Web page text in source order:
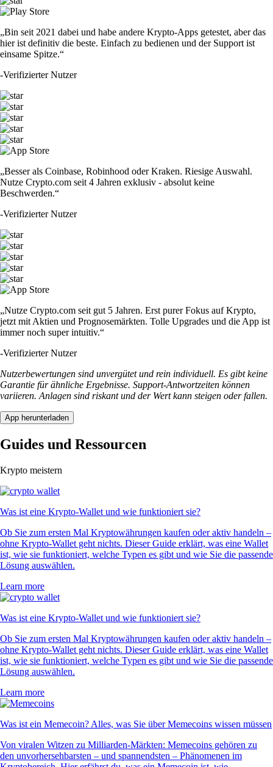
„Bin seit 2021 dabei und habe andere Krypto-Apps getestet, aber das
hier ist definitiv die beste. Einfach zu bedienen und der Support ist
einsame Spitze.“
-Verifizierter Nutzer
„Besser als Coinbase, Robinhood oder Kraken. Riesige Auswahl.
Nutze Crypto.com seit 4 Jahren exklusiv - absolut keine
Beschwerden.“
-Verifizierter Nutzer
„Nutze Crypto.com seit gut 5 Jahren. Erst purer Fokus auf Krypto,
jetzt mit Aktien und Prognosemärkten. Tolle Upgrades und die App ist
immer noch super intuitiv.“
-Verifizierter Nutzer
Nutzerbewertungen sind unvergütet und rein individuell. Es gibt keine
Garantie für ähnliche Ergebnisse. Support-Antwortzeiten können
variieren. Anlagen sind riskant und der Wert kann steigen oder fallen.
App herunterladen
Guides und Ressourcen
Krypto meistern
Was ist eine Krypto-Wallet und wie funktioniert sie?
Ob Sie zum ersten Mal Kryptowährungen kaufen oder aktiv handeln –
ohne Krypto-Wallet geht nichts. Dieser Guide erklärt, was eine Wallet
ist, wie sie funktioniert, welche Typen es gibt und wie Sie die passende
Lösung auswählen.
Learn more
Was ist eine Krypto-Wallet und wie funktioniert sie?
Ob Sie zum ersten Mal Kryptowährungen kaufen oder aktiv handeln –
ohne Krypto-Wallet geht nichts. Dieser Guide erklärt, was eine Wallet
ist, wie sie funktioniert, welche Typen es gibt und wie Sie die passende
Lösung auswählen.
Learn more
Was ist ein Memecoin? Alles, was Sie über Memecoins wissen müssen
Von viralen Witzen zu Milliarden-Märkten: Memecoins gehören zu
den unvorhersehbarsten – und spannendsten – Phänomenen im